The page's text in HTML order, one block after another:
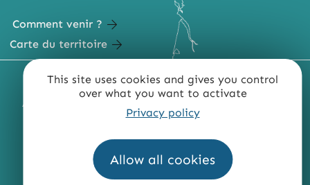
This site uses cookies and gives you control
over what you want to activate
Privacy policy
Allow all cookies
Comment venir ?
Carte du territoire
MENTIONS LÉGALES PLAN DU SITE
ACCESSIBILITÉ : NON CONFORME